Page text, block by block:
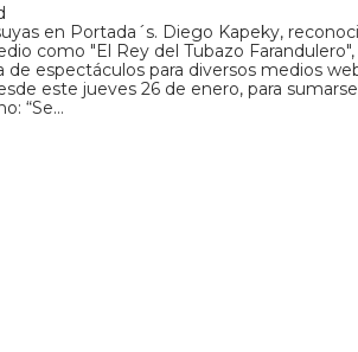
en Portada´s. Diego Kapeky,
como "El Rey del Tubazo
espectáculos para diversos medios
este jueves 26 de enero, para
“Se…